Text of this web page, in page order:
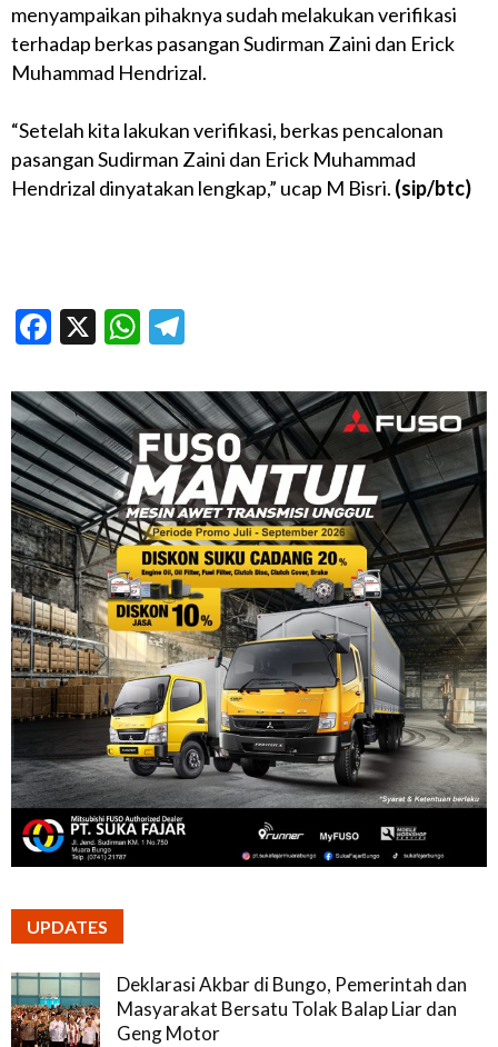
menyampaikan pihaknya sudah melakukan verifikasi
terhadap berkas pasangan Sudirman Zaini dan Erick
Muhammad Hendrizal.
“Setelah kita lakukan verifikasi, berkas pencalonan
pasangan Sudirman Zaini dan Erick Muhammad
Hendrizal dinyatakan lengkap,” ucap M Bisri. (sip/btc)
Facebook
X WhatsApp
UPDATES
Deklarasi Akbar di Bungo, Pemerintah dan
Masyarakat Bersatu Tolak Balap Liar dan
Geng Motor